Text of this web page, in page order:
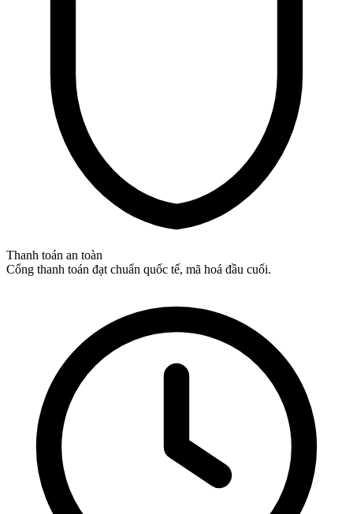
Thanh toán an toàn
Cổng thanh toán đạt chuẩn quốc tế, mã hoá đầu cuối.